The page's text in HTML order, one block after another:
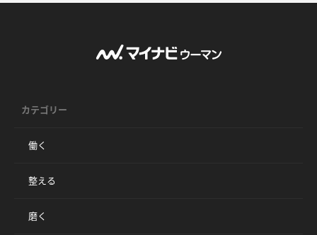
カテゴリー
働く
整える
磨く